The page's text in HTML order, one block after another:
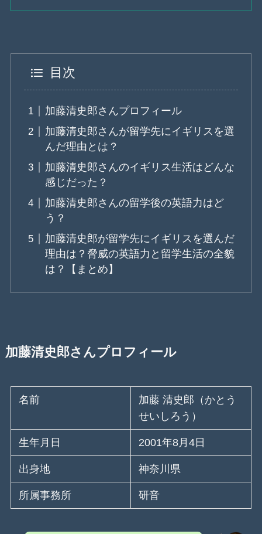
目次
加藤清史郎さんプロフィール
加藤清史郎さんが留学先にイギリスを選
んだ理由とは？
加藤清史郎さんのイギリス生活はどんな
感じだった？
加藤清史郎さんの留学後の英語力はど
う？
加藤清史郎が留学先にイギリスを選んだ
理由は？脅威の英語力と留学生活の全貌
は？【まとめ】
加藤清史郎さんプロフィール
名前
加藤 清史郎（かとう
せいしろう）
生年月日 2001年8月4日
出身地 神奈川県
所属事務所 研音